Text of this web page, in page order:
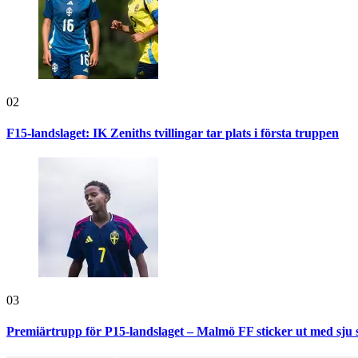
02
F15-landslaget: IK Zeniths tvillingar tar plats i första truppen
03
Premiärtrupp för P15-landslaget – Malmö FF sticker ut med sju